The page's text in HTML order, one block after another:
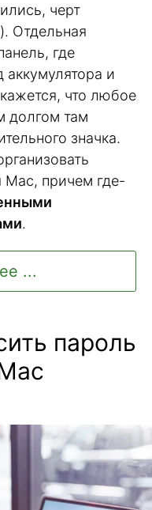
черт
Отдельная
где
аккумулятора и
что любое
долгом там
значка.
Mac, причем где-
.
...
пароль